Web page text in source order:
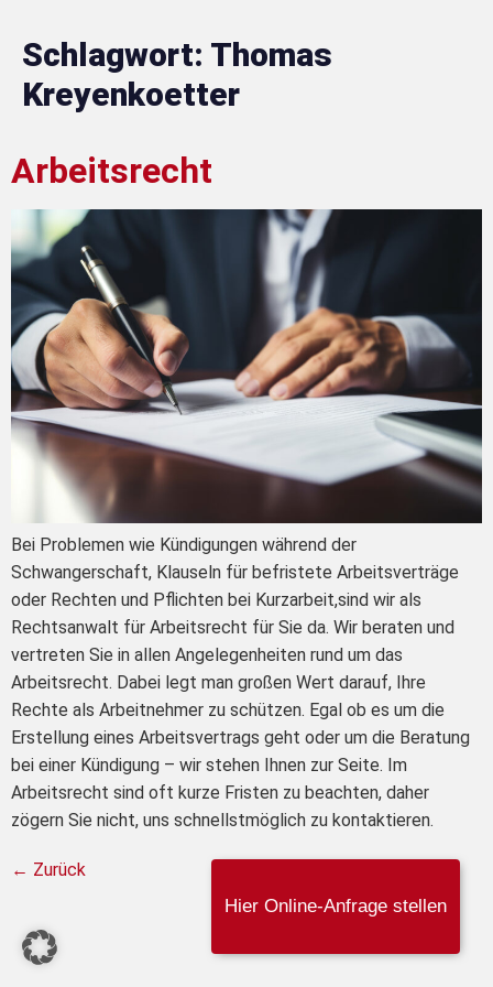
Schlagwort: Thomas
Kreyenkoetter
Arbeitsrecht
Bei Problemen wie Kündigungen während der
Schwangerschaft, Klauseln für befristete Arbeitsverträge
oder Rechten und Pflichten bei Kurzarbeit,sind wir als
Rechtsanwalt für Arbeitsrecht für Sie da. Wir beraten und
vertreten Sie in allen Angelegenheiten rund um das
Arbeitsrecht. Dabei legt man großen Wert darauf, Ihre
Rechte als Arbeitnehmer zu schützen. Egal ob es um die
Erstellung eines Arbeitsvertrags geht oder um die Beratung
bei einer Kündigung – wir stehen Ihnen zur Seite. Im
Arbeitsrecht sind oft kurze Fristen zu beachten, daher
zögern Sie nicht, uns schnellstmöglich zu kontaktieren.
← Zurück
Hier Online-Anfrage stellen